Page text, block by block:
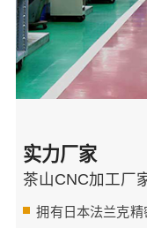
实力厂家
茶山CNC加工厂
拥有日本法兰克